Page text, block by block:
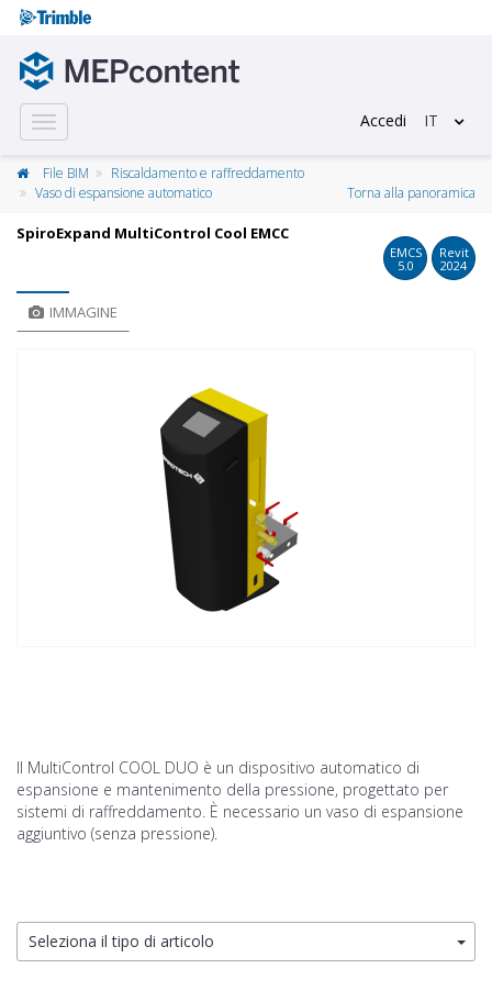
Toggle
navigation
Accedi IT
File BIM
Riscaldamento e raffreddamento
Vaso di espansione automatico
Torna alla panoramica
SpiroExpand MultiControl Cool EMCC
EMCS
5.0
Revit
2024
IMMAGINE
Il MultiControl COOL DUO è un dispositivo automatico di
espansione e mantenimento della pressione, progettato per
sistemi di raffreddamento. È necessario un vaso di espansione
aggiuntivo (senza pressione).
Seleziona il tipo di articolo